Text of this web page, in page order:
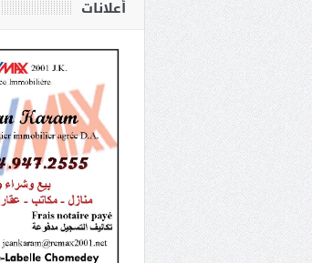
أعلانات